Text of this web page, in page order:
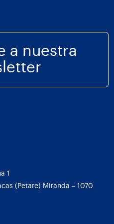
a nuestra
1
(Petare) Miranda – 1070